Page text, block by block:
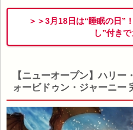
＞＞3月18日は“睡眠の日”
し”付き
【ニューオープン】ハリ
ォービドゥン・ジャーニー